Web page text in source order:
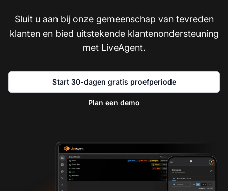
Sluit u aan bij onze gemeenschap van tevreden
klanten en bied uitstekende klantenondersteuning
met LiveAgent.
Start 30-dagen gratis proefperiode
Plan een demo